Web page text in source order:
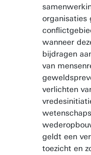
organisaties
wanneer
bijdragen
van
verlichten
geldt een
toezicht en